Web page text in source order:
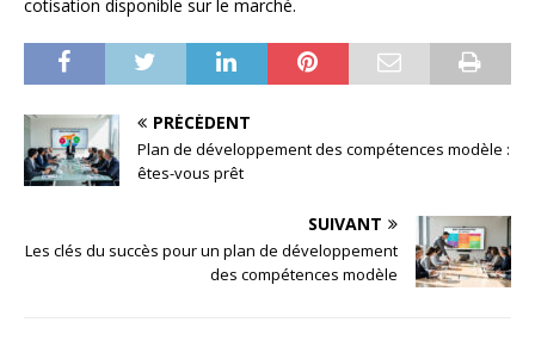
cotisation disponible sur le marché.
PRÉCÉDENT
Plan de développement des compétences modèle :
êtes-vous prêt
SUIVANT
Les clés du succès pour un plan de développement
des compétences modèle